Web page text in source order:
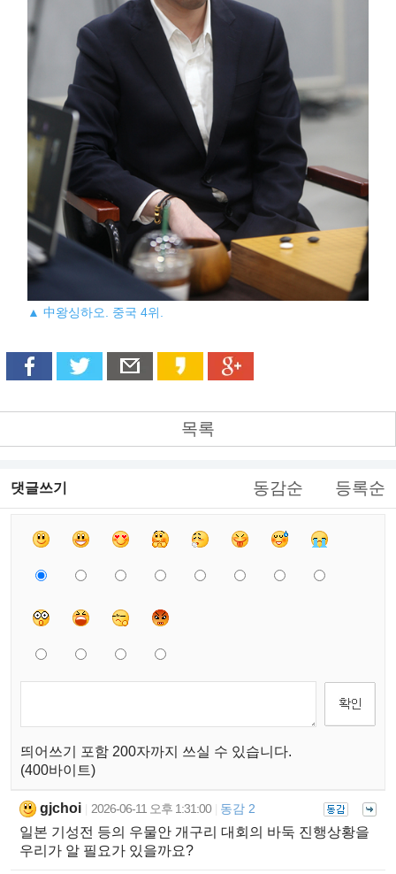
▲ 中왕싱하오. 중국 4위.
목록
댓글쓰기 동감순 등록순
띄어쓰기 포함 200자까지 쓰실 수 있습니다.
(400바이트)
gjchoi 2026-06-11 오후 1:31:00 동감 2
일본 기성전 등의 우물안 개구리 대회의 바둑 진행상황을
우리가 알 필요가 있을까요?